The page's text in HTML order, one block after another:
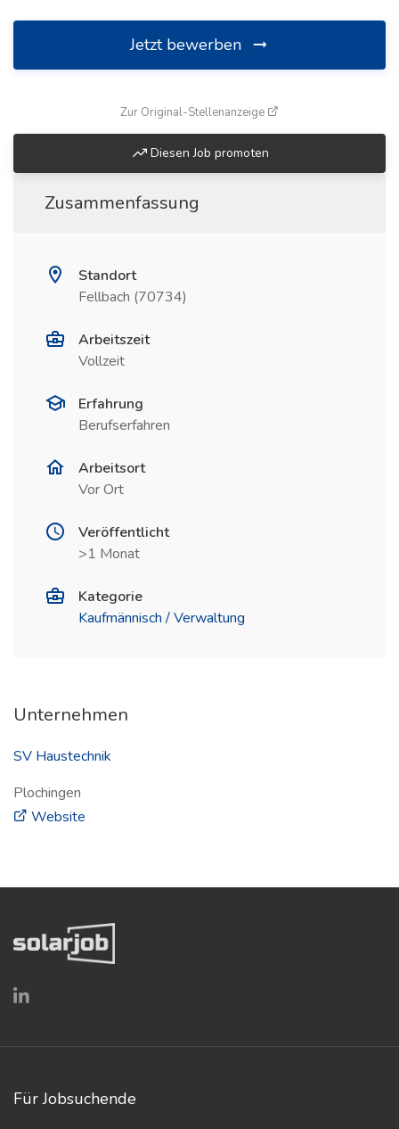
Jetzt bewerben
Zur Original-Stellenanzeige
Diesen Job promoten
Zusammenfassung
Standort
Fellbach (70734)
Arbeitszeit
Vollzeit
Erfahrung
Berufserfahren
Arbeitsort
Vor Ort
Veröffentlicht
>1 Monat
Kategorie
Kaufmännisch / Verwaltung
Unternehmen
SV Haustechnik
Plochingen
Website
Für Jobsuchende